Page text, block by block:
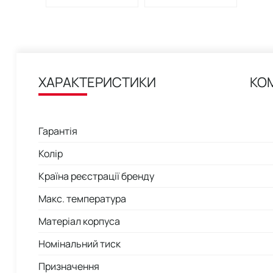
ХАРАКТЕРИСТИКИ
Гарантія
Колір
Країна реєстрації бренду
Макс. температура
Матеріал корпуса
Номінальний тиск
Призначення